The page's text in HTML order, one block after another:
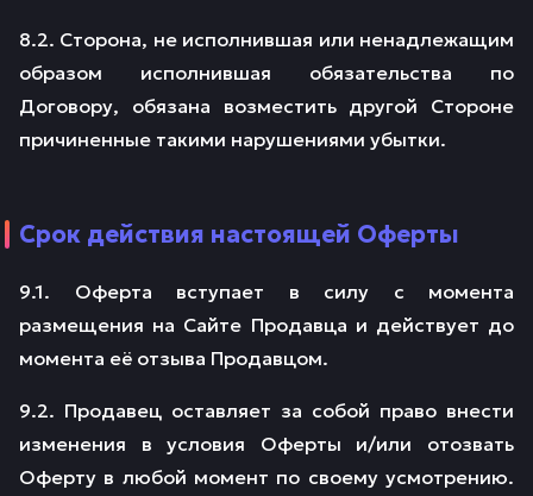
8.2. Сторона, не исполнившая или ненадлежащим
образом исполнившая обязательства по
Договору, обязана возместить другой Стороне
причиненные такими нарушениями убытки.
Срок действия настоящей Оферты
9.1. Оферта вступает в силу с момента
размещения на Сайте Продавца и действует до
момента её отзыва Продавцом.
9.2. Продавец оставляет за собой право внести
изменения в условия Оферты и/или отозвать
Оферту в любой момент по своему усмотрению.